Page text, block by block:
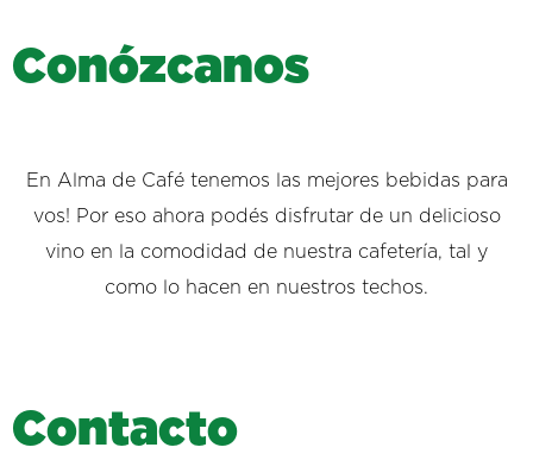
Conózcanos
En Alma de Café tenemos las mejores bebidas para
vos! Por eso ahora podés disfrutar de un delicioso
vino en la comodidad de nuestra cafetería, tal y
como lo hacen en nuestros techos.
Contacto